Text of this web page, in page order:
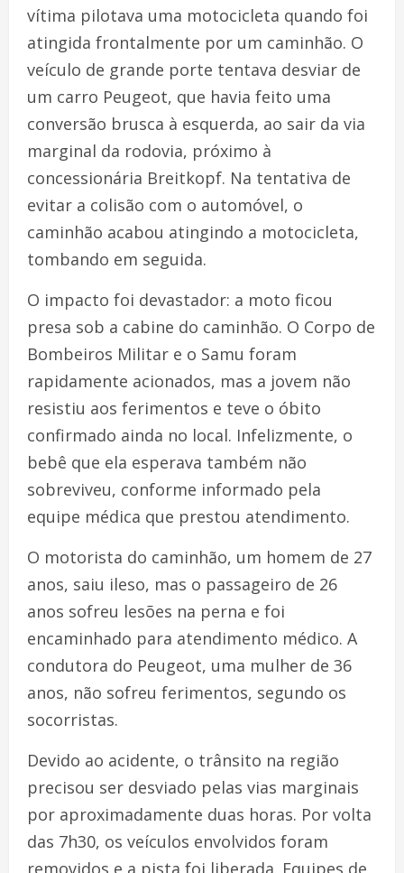
vítima pilotava uma motocicleta quando foi
atingida frontalmente por um caminhão. O
veículo de grande porte tentava desviar de
um carro Peugeot, que havia feito uma
conversão brusca à esquerda, ao sair da via
marginal da rodovia, próximo à
concessionária Breitkopf. Na tentativa de
evitar a colisão com o automóvel, o
caminhão acabou atingindo a motocicleta,
tombando em seguida.
O impacto foi devastador: a moto ficou
presa sob a cabine do caminhão. O Corpo de
Bombeiros Militar e o Samu foram
rapidamente acionados, mas a jovem não
resistiu aos ferimentos e teve o óbito
confirmado ainda no local. Infelizmente, o
bebê que ela esperava também não
sobreviveu, conforme informado pela
equipe médica que prestou atendimento.
O motorista do caminhão, um homem de 27
anos, saiu ileso, mas o passageiro de 26
anos sofreu lesões na perna e foi
encaminhado para atendimento médico. A
condutora do Peugeot, uma mulher de 36
anos, não sofreu ferimentos, segundo os
socorristas.
Devido ao acidente, o trânsito na região
precisou ser desviado pelas vias marginais
por aproximadamente duas horas. Por volta
das 7h30, os veículos envolvidos foram
removidos e a pista foi liberada. Equipes de